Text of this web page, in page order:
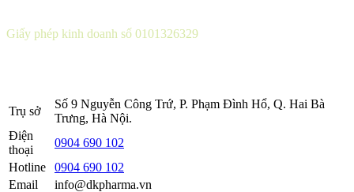
Giấy phép kinh doanh số 0101326329
Trụ sở
Số 9 Nguyễn Công Trứ, P. Phạm Đình Hổ, Q. Hai Bà
Trưng, Hà Nội.
Điện
thoại
0904 690 102
Hotline
0904 690 102
Email
info@dkpharma.vn